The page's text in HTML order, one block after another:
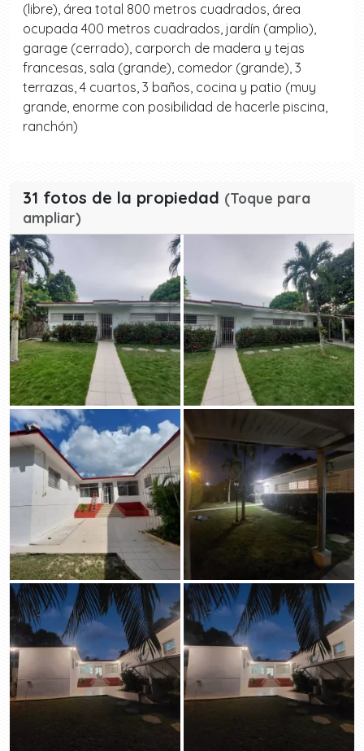
(libre), área total 800 metros cuadrados, área
ocupada 400 metros cuadrados, jardín (amplio),
garage (cerrado), carporch de madera y tejas
francesas, sala (grande), comedor (grande), 3
terrazas, 4 cuartos, 3 baños, cocina y patio (muy
grande, enorme con posibilidad de hacerle piscina,
ranchón)
31 fotos de la propiedad (Toque para
ampliar)